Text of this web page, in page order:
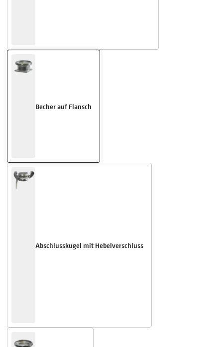
Becher auf Flansch
Abschlusskugel mit Hebelverschluss